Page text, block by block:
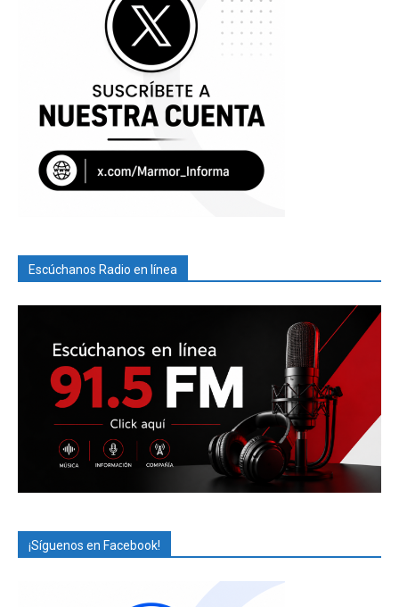
Escúchanos Radio en línea
¡Síguenos en Facebook!